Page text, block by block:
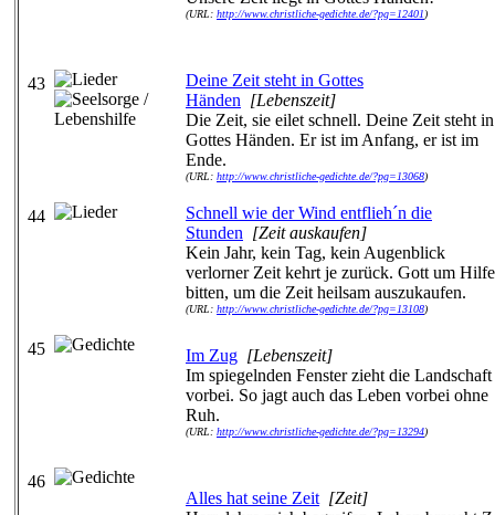
(URL: http://www.christliche-gedichte.de/?pg=12401)
43
Deine Zeit steht in Gottes
Händen [Lebenszeit]
Die Zeit, sie eilet schnell. Deine Zeit steht in
Gottes Händen. Er ist im Anfang, er ist im
Ende.
(URL: http://www.christliche-gedichte.de/?pg=13068)
44
Schnell wie der Wind entflieh´n die
Stunden [Zeit auskaufen]
Kein Jahr, kein Tag, kein Augenblick
verlorner Zeit kehrt je zurück. Gott um Hilfe
bitten, um die Zeit heilsam auszukaufen.
(URL: http://www.christliche-gedichte.de/?pg=13108)
45 Im Zug [Lebenszeit]
Im spiegelnden Fenster zieht die Landschaft
vorbei. So jagt auch das Leben vorbei ohne
Ruh.
(URL: http://www.christliche-gedichte.de/?pg=13294)
46
Alles hat seine Zeit [Zeit]